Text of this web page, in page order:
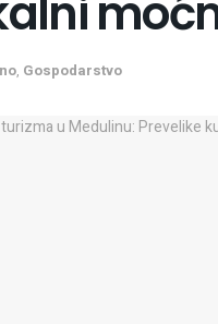
, Gospodarstvo